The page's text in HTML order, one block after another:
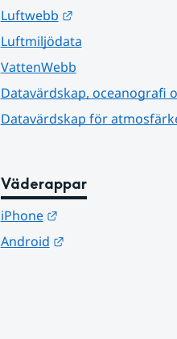
Luftwebb
Länk till annan
Luftmiljödata
VattenWebb
Datavärdskap, oceanografi
Datavärdskap för
Väderappar
iPhone
Länk till annan
Android
Länk till annan